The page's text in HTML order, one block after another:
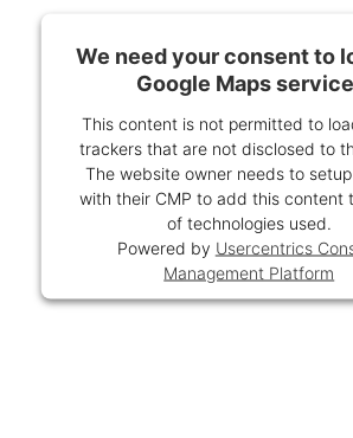
We need your consent to
Google Maps
This content is not permitted to
trackers that are not disclosed to
The website owner needs to
with their CMP to add this content
of technologies used.
Powered by Usercentrics
Management Platform